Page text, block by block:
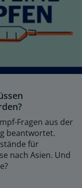
Fragen aus der
beantwortet.
für
nach Asien. Und